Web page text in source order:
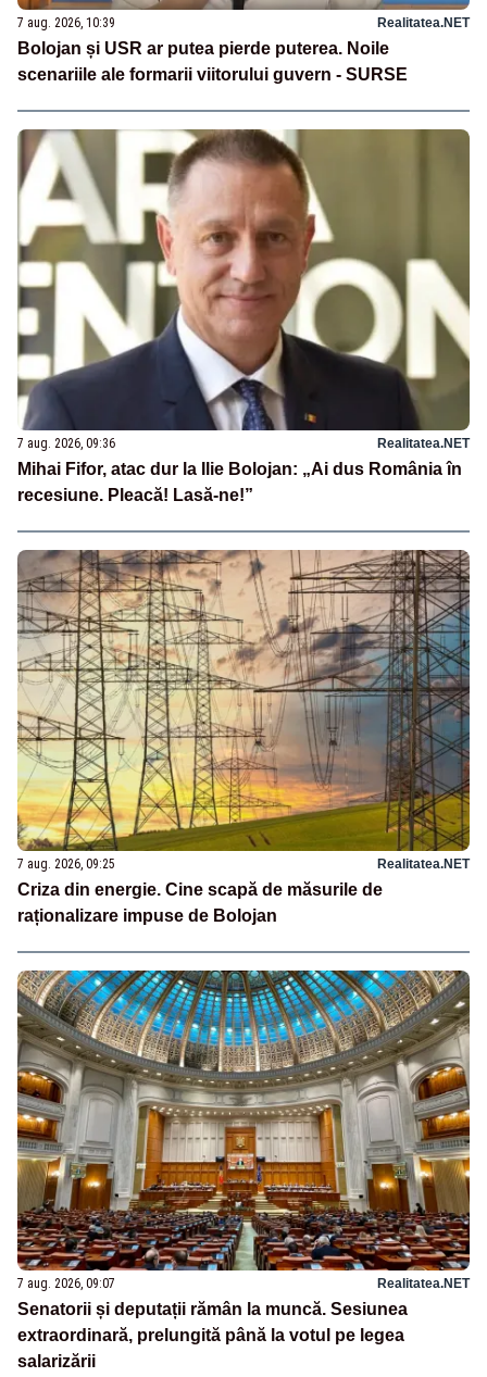
7 aug. 2026, 10:39 Realitatea.NET
Bolojan și USR ar putea pierde puterea. Noile
scenariile ale formarii viitorului guvern - SURSE
7 aug. 2026, 09:36 Realitatea.NET
Mihai Fifor, atac dur la Ilie Bolojan: „Ai dus România în
recesiune. Pleacă! Lasă-ne!”
7 aug. 2026, 09:25 Realitatea.NET
Criza din energie. Cine scapă de măsurile de
raționalizare impuse de Bolojan
7 aug. 2026, 09:07 Realitatea.NET
Senatorii și deputații rămân la muncă. Sesiunea
extraordinară, prelungită până la votul pe legea
salarizării